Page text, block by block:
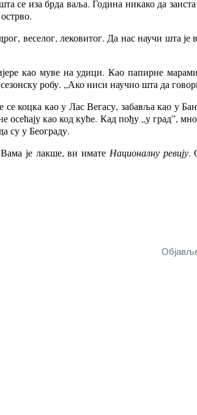
се иза брда ваља. Година никако да
веселог, лековитог. Да нас научи шта
као муве на удици. Као папирне
робу. „Ако ниси научио шта да
коцка као у Лас Вегасу, забавља као у
као код куће. Кад пођу „у град”,
су у Београду.
је лакше, ви имате Националну ревију.